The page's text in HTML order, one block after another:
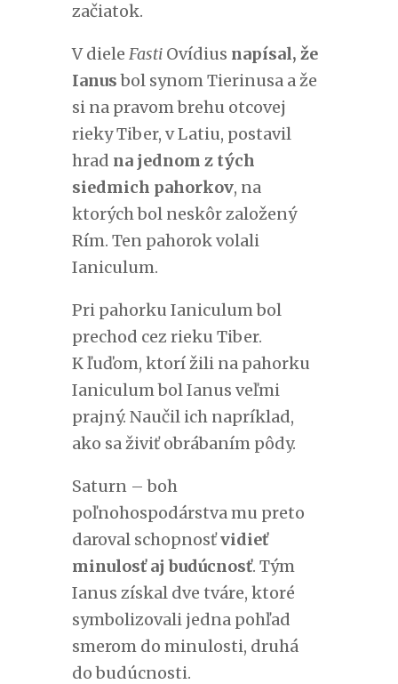
začiatok.
V diele Fasti Ovídius napísal, že
Ianusbol synom Tierinusa a že
si na pravom brehu otcovej
rieky Tiber, v Latiu, postavil
hrad na jednom z tých
siedmich pahorkov, na
ktorých bol neskôr založený
Rím. Ten pahorok volali
Ianiculum.
Pri pahorku Ianiculum bol
prechod cez rieku Tiber.
K ľuďom, ktorí žili na pahorku
Ianiculum bol Ianus veľmi
prajný. Naučil ich napríklad,
ako sa živiť obrábaním pôdy.
Saturn – boh
poľnohospodárstva mu preto
daroval schopnosťvidieť
minulosť aj budúcnosť. Tým
Ianus získal dve tváre, ktoré
symbolizovali jedna pohľad
smerom do minulosti, druhá
do budúcnosti.